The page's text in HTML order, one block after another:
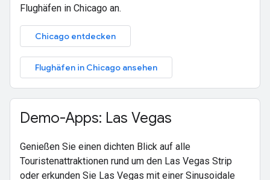
Flughäfen in Chicago an.
Chicago entdecken
Flughäfen in Chicago ansehen
Demo-Apps: Las Vegas
Genießen Sie einen dichten Blick auf alle
Touristenattraktionen rund um den Las Vegas Strip
oder erkunden Sie Las Vegas mit einer Sinusoidale